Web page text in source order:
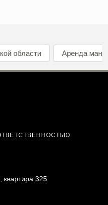
области Аренда
квартира 325